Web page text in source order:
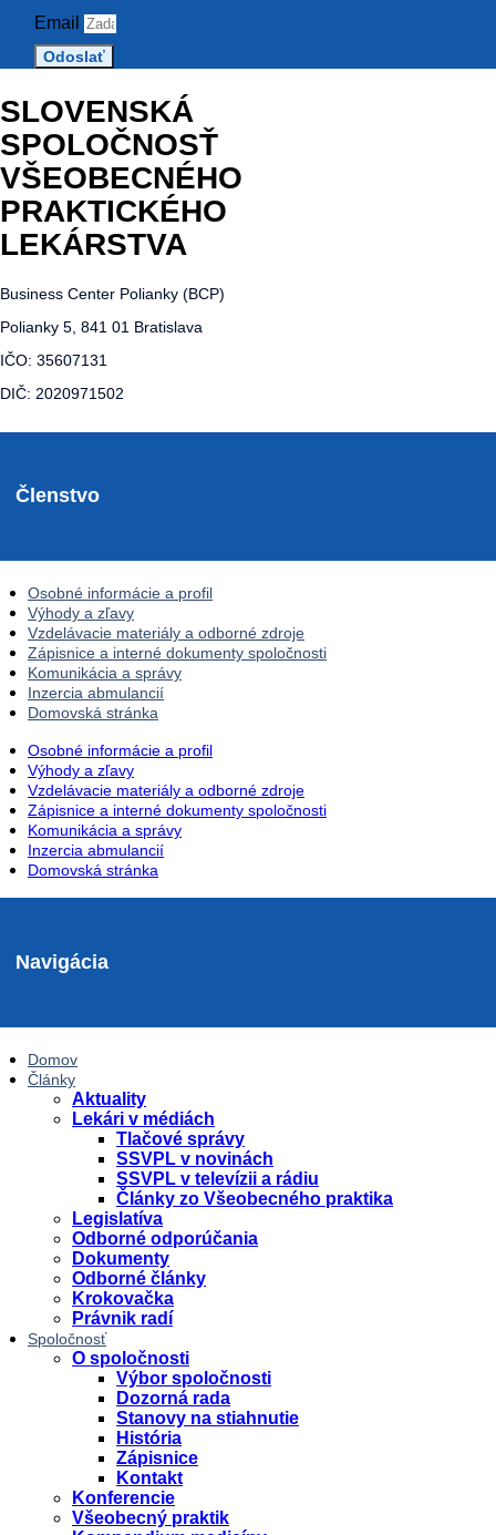
Email
Odoslať
SLOVENSKÁ
SPOLOČNOSŤ
VŠEOBECNÉHO
PRAKTICKÉHO
LEKÁRSTVA
Business Center Polianky (BCP)
Polianky 5, 841 01 Bratislava
IČO: 35607131
DIČ: 2020971502
Členstvo
Osobné informácie a profil
Výhody a zľavy
Vzdelávacie materiály a odborné zdroje
Zápisnice a interné dokumenty spoločnosti
Komunikácia a správy
Inzercia abmulancií
Domovská stránka
Osobné informácie a profil
Výhody a zľavy
Vzdelávacie materiály a odborné zdroje
Zápisnice a interné dokumenty spoločnosti
Komunikácia a správy
Inzercia abmulancií
Domovská stránka
Navigácia
Domov
Články
Aktuality
Lekári v médiách
Tlačové správy
SSVPL v novinách
SSVPL v televízii a rádiu
Články zo Všeobecného praktika
Legislatíva
Odborné odporúčania
Dokumenty
Odborné články
Krokovačka
Právnik radí
Spoločnosť
O spoločnosti
Výbor spoločnosti
Dozorná rada
Stanovy na stiahnutie
História
Zápisnice
Kontakt
Konferencie
Všeobecný praktik